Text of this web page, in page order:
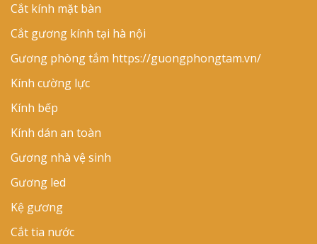
Cắt kính mặt bàn
Cắt gương kính tại hà nội
Gương phòng tắm https://guongphongtam.vn/
Kính cường lực
Kính bếp
Kính dán an toàn
Gương nhà vệ sinh
Gương led
Kệ gương
Cắt tia nước